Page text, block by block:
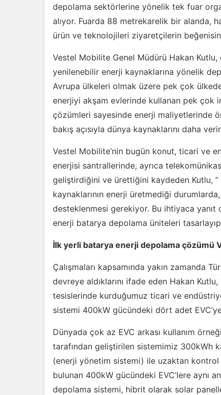
depolama sektörlerine yönelik tek fuar
alıyor. Fuarda 88 metrekarelik bir alanda,
ürün ve teknolojileri ziyaretçilerin
Vestel Mobilite Genel Müdürü Hakan
yenilenebilir enerji kaynaklarına yönelik
Avrupa ülkeleri olmak üzere pek çok
enerjiyi akşam evlerinde kullanan pek çok
çözümleri sayesinde enerji maliyetlerinde
bakış açısıyla dünya kaynaklarını daha
Vestel Mobilite’nin bugün konut, ticari ve
enerjisi santrallerinde, ayrıca
geliştirdiğini ve ürettiğini kaydeden Kutlu,
kaynaklarının enerji üretmediği
desteklenmesi gerekiyor. Bu ihtiyaca
enerji batarya depolama üniteleri
İlk yerli batarya enerji depolama çözümü
Çalışmaları kapsamında yakın zamanda
devreye aldıklarını ifade eden Hakan
tesislerinde kurduğumuz ticari ve
sistemi 400kW gücündeki dört adet
Dünyada çok az EVC arkası kullanım
tarafından geliştirilen sistemimiz 300kWh
(enerji yönetim sistemi) ile uzaktan
bulunan 400kW gücündeki EVC’lere aynı
depolama sistemi, hibrit olarak solar